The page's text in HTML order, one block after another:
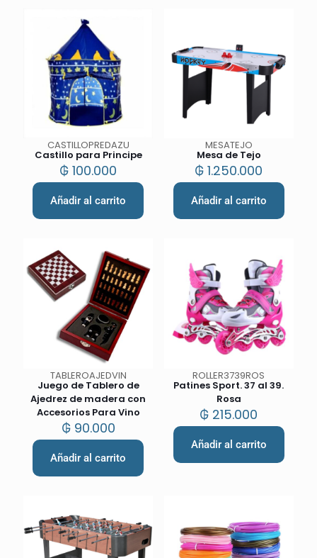
CASTILLOPREDAZU
Castillo para Principe
₲ 100.000
Añadir al carrito
MESATEJO
Mesa de Tejo
₲ 1.250.000
Añadir al carrito
TABLEROAJEDVIN
Juego de Tablero de
Ajedrez de madera con
Accesorios Para Vino
₲90.000
Añadir al carrito
ROLLER3739ROS
Patines Sport. 37 al 39.
Rosa
₲ 215.000
Añadir al carrito